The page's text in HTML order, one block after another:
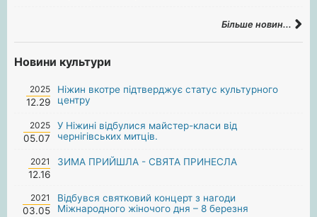
Більше новин...
Новини культури
2025
12.29
Ніжин вкотре підтверджує статус культурного
центру
2025
05.07
У Ніжині відбулися майстер-класи від
чернігівських митців.
2021
12.16
ЗИМА ПРИЙШЛА - СВЯТА ПРИНЕСЛА
2021
03.05
Відбувся святковий концерт з нагоди
Міжнародного жіночого дня – 8 березня